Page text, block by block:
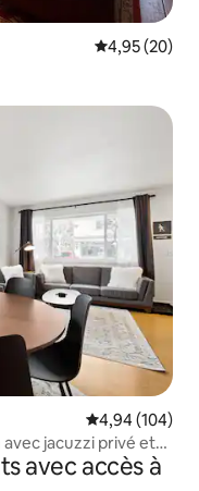
Évaluation
4,95 (20)
Évaluation
4,94 (104)
jacuzzi privé et
avec accès à